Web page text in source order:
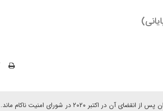
قطعنامه پیشنهادی ایالات متحده با هدف تمدید تحریم تسلیحات متعارف سازمان ملل علیه ایران پس از انقضای آن در اکتبر ۲۰۲۰ در شورای امنیت ناکام ماند.